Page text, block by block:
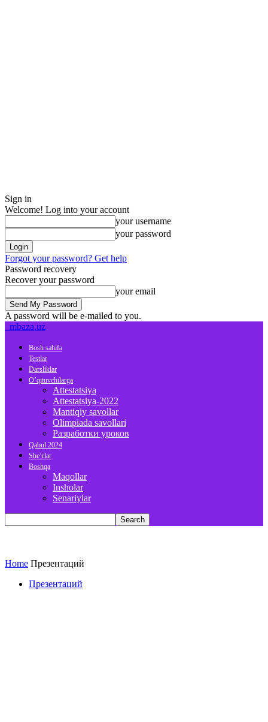
Sign in
Welcome! Log into your account
your username
your password
Forgot your password? Get help
Password recovery
Recover your password
your email
A password will be e-mailed to you.
mbaza.uz
Bosh sahifa
Testlar
Darsliklar
O’qituvchilarga
Attestatsiya
Attestatsiya-2022
Mantiqiy savollar
Olimpiada savollari
Разработки уроков
Qabul 2024
She’rlar
Boshqa
Maqollar
Insholar
Senariylar
Home Презентаций
Презентаций